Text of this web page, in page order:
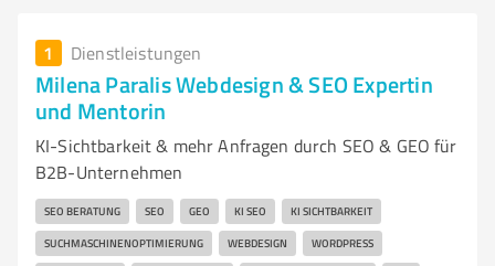
1 Dienstleistungen
Milena Paralis Webdesign & SEO Expertin
und Mentorin
KI-Sichtbarkeit & mehr Anfragen durch SEO & GEO für
B2B-Unternehmen
SEO BERATUNG SEO GEO KI SEO KI SICHTBARKEIT
SUCHMASCHINENOPTIMIERUNG WEBDESIGN WORDPRESS